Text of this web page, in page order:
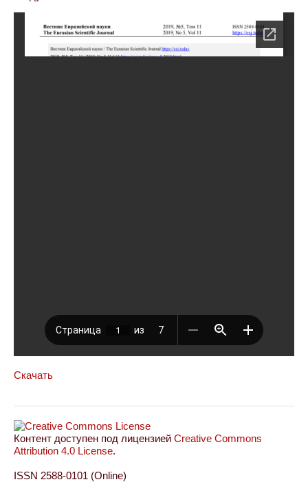
Скачать
Контент доступен под лицензией Creative Commons
Attribution 4.0 License.
ISSN 2588-0101 (Online)